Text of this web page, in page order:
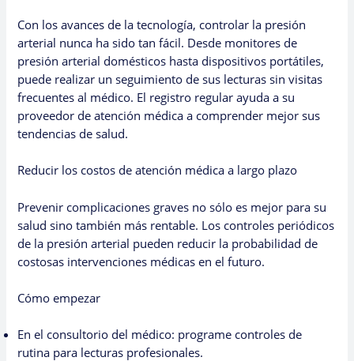
Con los avances de la tecnología, controlar la presión
arterial nunca ha sido tan fácil. Desde monitores de
presión arterial domésticos hasta dispositivos portátiles,
puede realizar un seguimiento de sus lecturas sin visitas
frecuentes al médico. El registro regular ayuda a su
proveedor de atención médica a comprender mejor sus
tendencias de salud.
Reducir los costos de atención médica a largo plazo
Prevenir complicaciones graves no sólo es mejor para su
salud sino también más rentable. Los controles periódicos
de la presión arterial pueden reducir la probabilidad de
costosas intervenciones médicas en el futuro.
Cómo empezar
En el consultorio del médico: programe controles de
rutina para lecturas profesionales.